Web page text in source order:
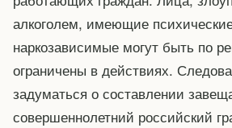
алкоголем, имеющие
наркозависимые могут быть по
ограничены в действиях.
задуматься о составлении
совершеннолетний российский